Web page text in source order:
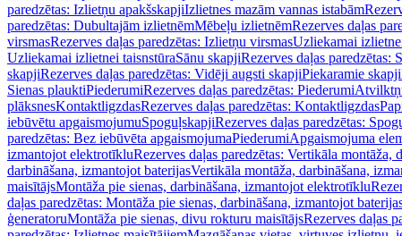
paredzētas: Izlietņu apakšskapjiIzlietnes mazām vannas istabām
paredzētas: Dubultajām izlietnēmMēbeļu izlietnēmRezerves daļas
virsmasRezerves daļas paredzētas: Izlietņu virsmasUzliekamai
Uzliekamai izlietnei taisnstūraSānu skapjiRezerves daļas paredzētas:
skapjiRezerves daļas paredzētas: Vidēji augsti skapjiPiekaramie skapji
Sienas plauktiPiederumiRezerves daļas paredzētas: Piederumi
plāksnesKontaktligzdasRezerves daļas paredzētas: Kontaktligzdas
iebūvētu apgaismojumuSpoguļskapjiRezerves daļas paredzētas:
paredzētas: Bez iebūvēta apgaismojumaPiederumiApgaismojuma
izmantojot elektrotīkluRezerves daļas paredzētas: Vertikāla
darbināšana, izmantojot baterijasVertikāla montāža, darbināšana,
maisītājsMontāža pie sienas, darbināšana, izmantojot elektrotīklu
daļas paredzētas: Montāža pie sienas, darbināšana, izmantojot
ģeneratoruMontāža pie sienas, divu rokturu maisītājsRezerves daļas